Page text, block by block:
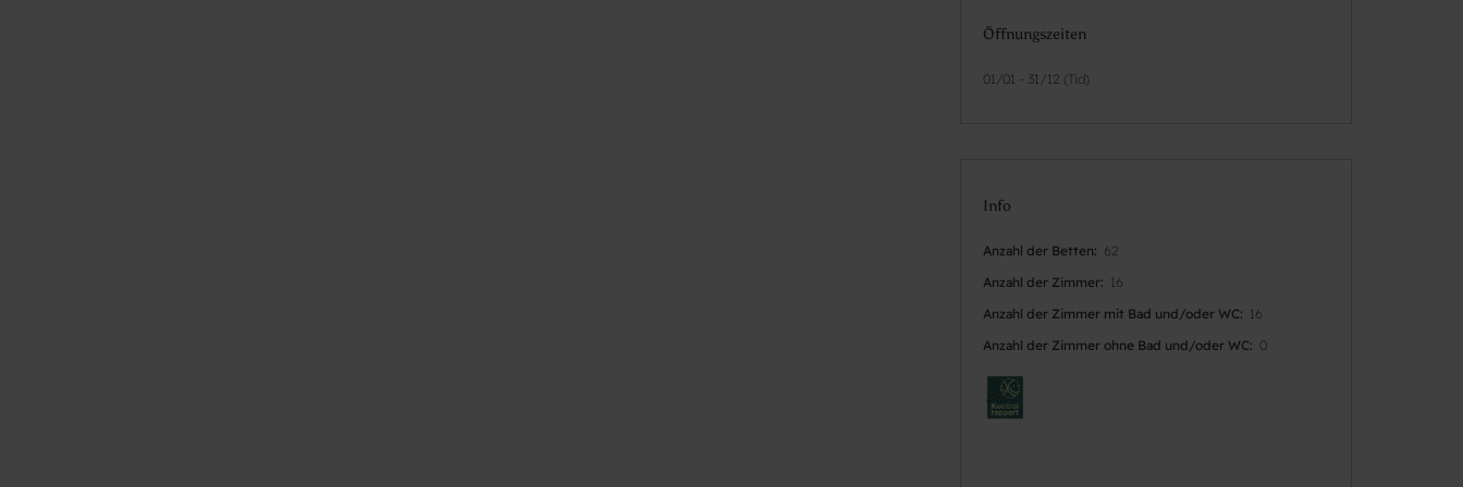
Öffnungszeiten
01/01 - 31/12 (Tid)
Info
Anzahl der Betten
62
Anzahl der Zimmer
16
Anzahl der Zimmer mit Bad und/oder WC
16
Anzahl der Zimmer ohne Bad und/oder WC
0